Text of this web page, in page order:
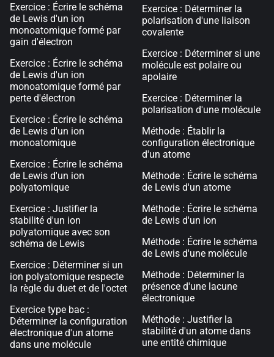
Exercice : Écrire le schéma
de Lewis d'un ion
monoatomique formé par
gain d'électron
Exercice : Écrire le schéma
de Lewis d'un ion
monoatomique formé par
perte d'électron
Exercice : Écrire le schéma
de Lewis d'un ion
monoatomique
Exercice : Écrire le schéma
de Lewis d'un ion
polyatomique
Exercice : Justifier la
stabilité d'un ion
polyatomique avec son
schéma de Lewis
Exercice : Déterminer si un
ion polyatomique respecte
la règle du duet et de l'octet
Exercice type bac :
Déterminer la configuration
électronique d'un atome
dans une molécule
Exercice : Déterminer la
polarisation d'une liaison
covalente
Exercice : Déterminer si une
molécule est polaire ou
apolaire
Exercice : Déterminer la
polarisation d'une molécule
Méthode : Établir la
configuration électronique
d'un atome
Méthode : Écrire le schéma
de Lewis d'un atome
Méthode : Écrire le schéma
de Lewis d'un ion
Méthode : Écrire le schéma
de Lewis d'une molécule
Méthode : Déterminer la
présence d'une lacune
électronique
Méthode : Justifier la
stabilité d'un atome dans
une entité chimique